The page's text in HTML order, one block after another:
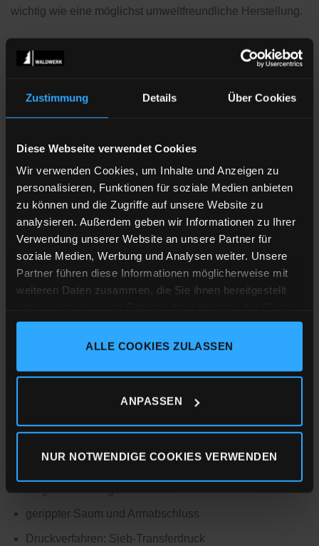
Zustimmung Details Über Cookies
Diese Webseite verwendet Cookies
Wir verwenden Cookies, um Inhalte und Anzeigen zu
personalisieren, Funktionen für soziale Medien anbieten
zu können und die Zugriffe auf unsere Website zu
analysieren. Außerdem geben wir Informationen zu Ihrer
Verwendung unserer Website an unsere Partner für
soziale Medien, Werbung und Analysen weiter. Unsere
Partner führen diese Informationen möglicherweise mit
weiteren Daten zusammen, die Sie ihnen bereitgestellt
gesammelt haben.
ALLE COOKIES ZULASSEN
ANPASSEN
NUR NOTWENDIGE COOKIES VERWENDEN
wichtig wie eine möglichst umweltfreundliche Herstellung.
uns im Schwarzwald bedruckt, die
Siebtransferdrucke,
schwäbischen Alb und sind schadstoffgeprüft und
nachÖko-Tex Standard 100 Klasse 1
Kleinkinder und Babies geeignet.
Da wir jede Bestellung individuell drucken, wäre es schön
und vor allem resourcenschonend, wenn Du nicht zur
Auswahl bestellen würdest! Nutze doch einfach unsere
Masstabellen, sollte was mal nicht passen, ist ein
Umtausch natürlich auch kein Problem.
Größe & Passform
Kapuze mit Kordel
gerippter Saum und Armabschluss
Druckverfahren: Sieb-Transferdruck